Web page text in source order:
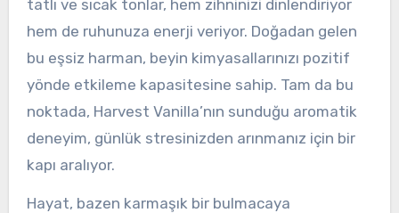
tatlı ve sıcak tonlar, hem zihninizi dinlendiriyor
hem de ruhunuza enerji veriyor. Doğadan gelen
bu eşsiz harman, beyin kimyasallarınızı pozitif
yönde etkileme kapasitesine sahip. Tam da bu
noktada, Harvest Vanilla’nın sunduğu aromatik
deneyim, günlük stresinizden arınmanız için bir
kapı aralıyor.
Hayat, bazen karmaşık bir bulmacaya